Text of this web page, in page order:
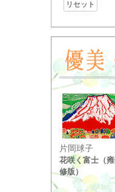
リセット
片岡球子
花咲く富士（
修版）